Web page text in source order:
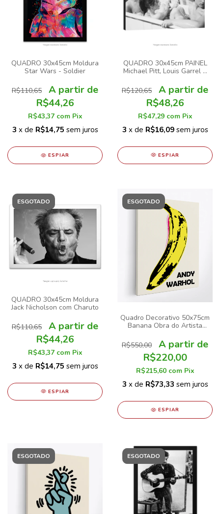
QUADRO 30x45cm Moldura
Star Wars - Soldier
R$110,65
R$44,26
R$43,37 com Pix
3 x de R$14,75 sem juros
ESPIAR
QUADRO 30x45cm PAINEL
Michael Pitt, Louis Garrel e
R$120,65
R$48,26
R$47,29 com Pix
3 x de R$16,09 sem juros
ESPIAR
ESGOTADO
QUADRO 30x45cm Moldura
Jack Nicholson com Charuto
R$110,65
R$44,26
R$43,37 com Pix
3 x de R$14,75 sem juros
ESPIAR
ESGOTADO
Quadro Decorativo 50x75cm
Banana Obra do Artista
R$550,00
R$220,00
R$215,60 com Pix
3 x de R$73,33 sem juros
ESPIAR
ESGOTADO ESGOTADO